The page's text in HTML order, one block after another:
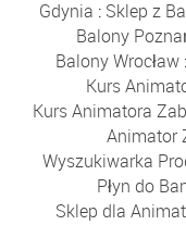
Gdynia : Sklep z
Balony
Balony Wrocław :
Kurs
Kurs Animatora
Animator
Wyszukiwarka
Płyn do
Sklep dla